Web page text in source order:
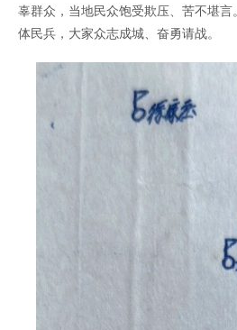
辜群众，当地民众饱受欺压、苦不堪
体民兵，大家众志成城、奋勇请战。